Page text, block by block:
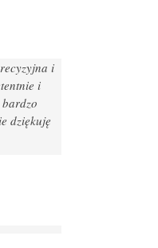
i
i
bardzo
dziękuję